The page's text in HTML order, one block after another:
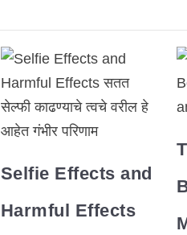
Selfie Effects and
Harmful Effects